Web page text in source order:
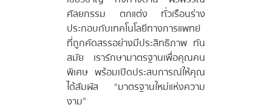
ศัลยกรรม ตกแต่ง ทั่วเรือนร่าง
ประกอบกับเทคโนโลยีทางการแพทย์
ที่ถูกคัดสรรอย่างมีประสิทธิภาพ ทัน
สมัย เรารักษามาตรฐานเพื่อคุณคน
พิเศษ พร้อมเปิดประสบการณ์ให้คุณ
ได้สัมผัส “มาตรฐานใหม่แห่งความ
งาม”